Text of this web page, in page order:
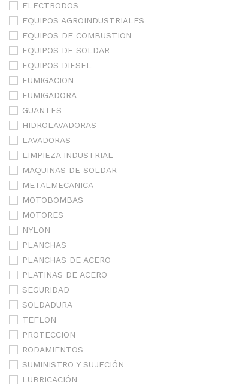
ELECTRODOS
EQUIPOS AGROINDUSTRIALES
EQUIPOS DE COMBUSTION
EQUIPOS DE SOLDAR
EQUIPOS DIESEL
FUMIGACION
FUMIGADORA
GUANTES
HIDROLAVADORAS
LAVADORAS
LIMPIEZA INDUSTRIAL
MAQUINAS DE SOLDAR
METALMECANICA
MOTOBOMBAS
MOTORES
NYLON
PLANCHAS
PLANCHAS DE ACERO
PLATINAS DE ACERO
SEGURIDAD
SOLDADURA
TEFLON
PROTECCION
RODAMIENTOS
SUMINISTRO Y SUJECIÓN
LUBRICACIÓN